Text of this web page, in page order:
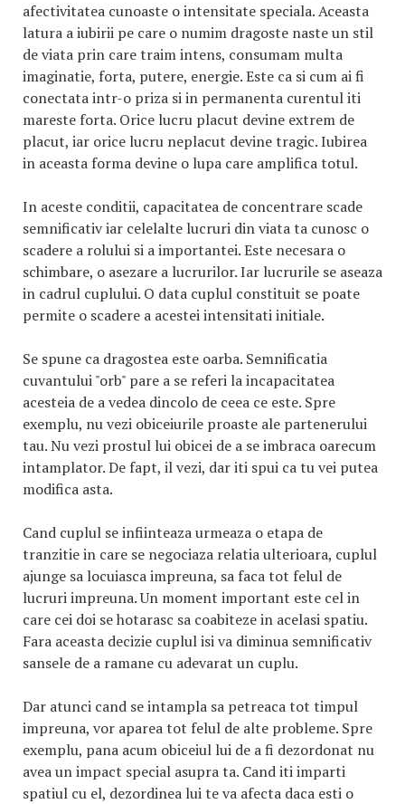
afectivitatea cunoaste o intensitate speciala. Aceasta
latura a iubirii pe care o numim dragoste naste un stil
de viata prin care traim intens, consumam multa
imaginatie, forta, putere, energie. Este ca si cum ai fi
conectata intr-o priza si in permanenta curentul iti
mareste forta. Orice lucru placut devine extrem de
placut, iar orice lucru neplacut devine tragic. Iubirea
in aceasta forma devine o lupa care amplifica totul.
In aceste conditii, capacitatea de concentrare scade
semnificativ iar celelalte lucruri din viata ta cunosc o
scadere a rolului si a importantei. Este necesara o
schimbare, o asezare a lucrurilor. Iar lucrurile se aseaza
in cadrul cuplului. O data cuplul constituit se poate
permite o scadere a acestei intensitati initiale.
Se spune ca dragostea este oarba. Semnificatia
cuvantului "orb" pare a se referi la incapacitatea
acesteia de a vedea dincolo de ceea ce este. Spre
exemplu, nu vezi obiceiurile proaste ale partenerului
tau. Nu vezi prostul lui obicei de a se imbraca oarecum
intamplator. De fapt, il vezi, dar iti spui ca tu vei putea
modifica asta.
Cand cuplul se infiinteaza urmeaza o etapa de
tranzitie in care se negociaza relatia ulterioara, cuplul
ajunge sa locuiasca impreuna, sa faca tot felul de
lucruri impreuna. Un moment important este cel in
care cei doi se hotarasc sa coabiteze in acelasi spatiu.
Fara aceasta decizie cuplul isi va diminua semnificativ
sansele de a ramane cu adevarat un cuplu.
Dar atunci cand se intampla sa petreaca tot timpul
impreuna, vor aparea tot felul de alte probleme. Spre
exemplu, pana acum obiceiul lui de a fi dezordonat nu
avea un impact special asupra ta. Cand iti imparti
spatiul cu el, dezordinea lui te va afecta daca esti o